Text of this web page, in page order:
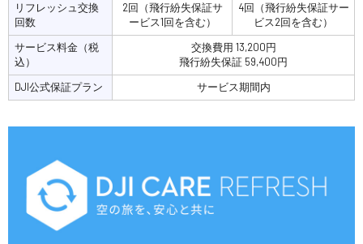
リフレッシュ交換
回数
2回（飛行紛失保証サ
ービス1回を含む）
4回（飛行紛失保証サー
ビス2回を含む）
サービス料金（税
込）
交換費用 13,200円
飛行紛失保証 59,400円
DJI公式保証プラン
サービス期間内